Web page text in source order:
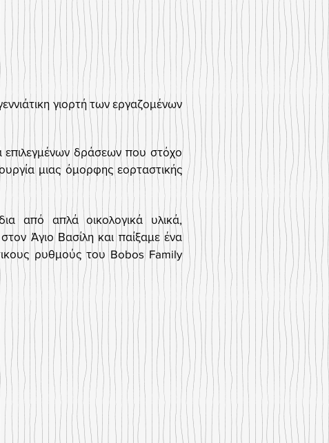
γιορτή των εργαζομένων
επιλεγμένων δράσεων που στόχο
μιας όμορφης εορταστικής
από απλά οικολογικά υλικά,
Άγιο Βασίλη και παίξαμε ένα
ρυθμούς του Bobos Family